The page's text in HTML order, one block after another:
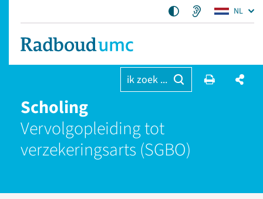
NL
ik zoek ...
Scholing
Vervolgopleiding tot
verzekeringsarts (SGBO)